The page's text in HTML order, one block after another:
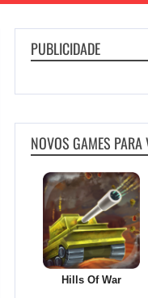
PUBLICIDADE
NOVOS GAMES PARA
Hills Of War